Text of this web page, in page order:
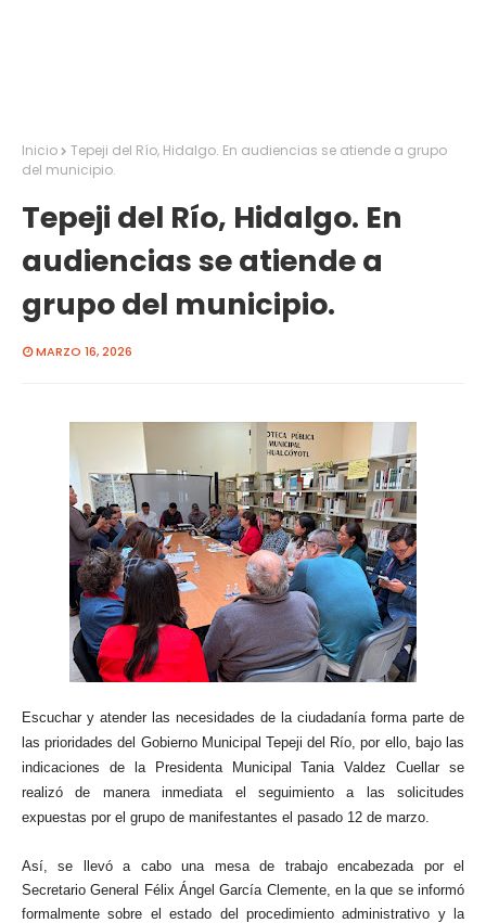
Inicio
Tepeji del Río, Hidalgo. En audiencias se atiende a grupo
del municipio.
Tepeji del Río, Hidalgo. En
audiencias se atiende a
grupo del municipio.
MARZO 16, 2026
Escuchar y atender las necesidades de la ciudadanía forma parte de
las prioridades del Gobierno Municipal Tepeji del Río, por ello, bajo las
indicaciones de la Presidenta Municipal Tania Valdez Cuellar se
realizó de manera inmediata el seguimiento a las solicitudes
expuestas por el grupo de manifestantes el pasado 12 de marzo.
Así, se llevó a cabo una mesa de trabajo encabezada por el
Secretario General Félix Ángel García Clemente, en la que se informó
formalmente sobre el estado del procedimiento administrativo y la